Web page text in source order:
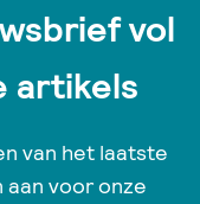
vol
artikels
van het laatste
voor onze